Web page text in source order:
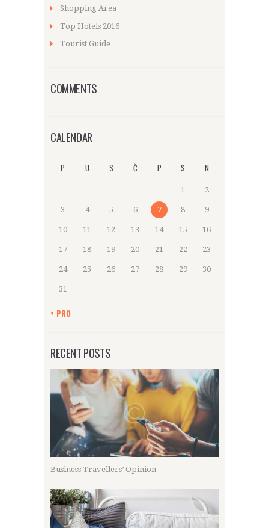
Shopping Area
Top Hotels 2016
Tourist Guide
COMMENTS
CALENDAR
P U S Č P S N
1 2
3 4 5 6 7 8 9
10 11 12 13 14 15 16
17 18 19 20 21 22 23
24 25 26 27 28 29 30
31
« PRO
RECENT POSTS
Business Travellers’ Opinion